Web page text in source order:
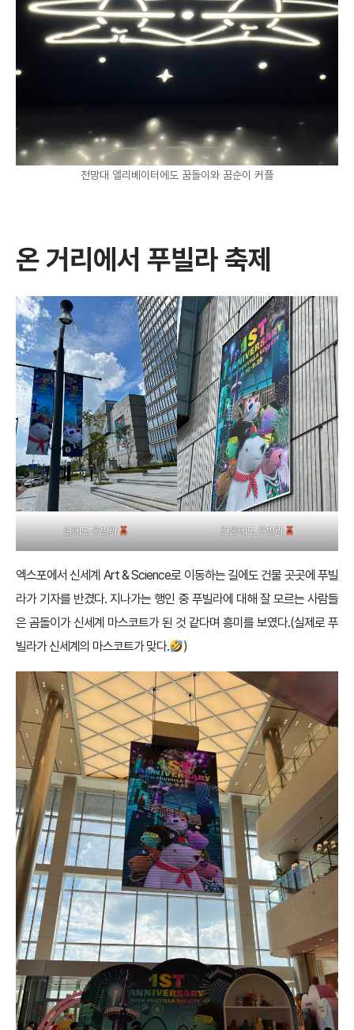
전망대 엘리베이터에도 꿈돌이와 꿈순이 커플
온 거리에서 푸빌라 축제
길에도 푸빌라 건물에도 푸빌라
엑스포에서 신세계 Art & Science로 이동하는 길에도 건물 곳곳에 푸빌
라가 기자를 반겼다. 지나가는 행인 중 푸빌라에 대해 잘 모르는 사람들
은 곰돌이가 신세계 마스코트가 된 것 같다며 흥미를 보였다.(실제로 푸
빌라가 신세계의 마스코트가 맞다.
)